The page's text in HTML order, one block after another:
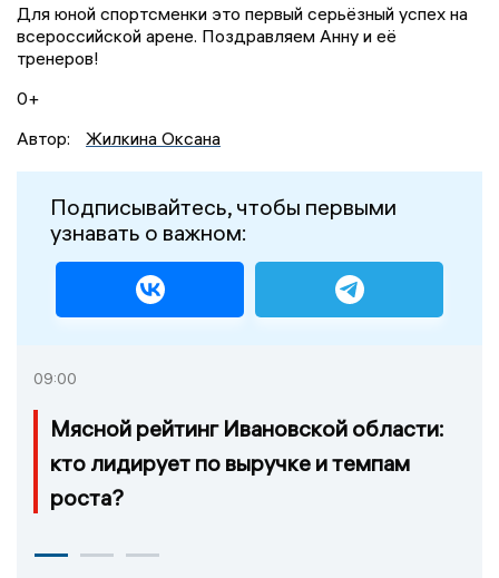
Для юной спортсменки это первый серьёзный успех на
всероссийской арене. Поздравляем Анну и её
тренеров!
0+
Автор:
Жилкина Оксана
Подписывайтесь, чтобы первыми
узнавать о важном:
09:00
Мясной рейтинг Ивановской области:
кто лидирует по выручке и темпам
роста?